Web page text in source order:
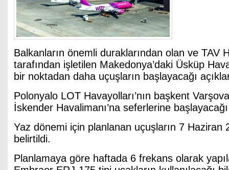
Balkanların önemli duraklarından olan ve TAV
tarafından işletilen Makedonya’daki Üsküp
bir noktadan daha uçuşların başlayacağı
Polonyalo LOT Havayolları’nın başkent
İskender Havalimanı’na seferlerine
Yaz dönemi için planlanan uçuşların 7 Haziran
belirtildi.
Planlamaya göre haftada 6 frekans olarak